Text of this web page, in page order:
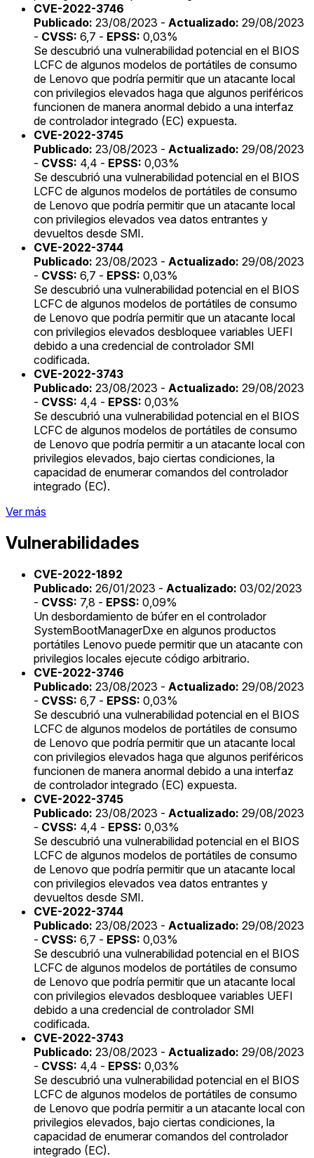
CVE-2022-3746
Publicado: 23/08/2023 - Actualizado: 29/08/2023
- CVSS: 6,7 - EPSS: 0,03%
Se descubrió una vulnerabilidad potencial en el BIOS
LCFC de algunos modelos de portátiles de consumo
de Lenovo que podría permitir que un atacante local
con privilegios elevados haga que algunos periféricos
funcionen de manera anormal debido a una interfaz
de controlador integrado (EC) expuesta.
CVE-2022-3745
Publicado: 23/08/2023 - Actualizado: 29/08/2023
- CVSS: 4,4 - EPSS: 0,03%
Se descubrió una vulnerabilidad potencial en el BIOS
LCFC de algunos modelos de portátiles de consumo
de Lenovo que podría permitir que un atacante local
con privilegios elevados vea datos entrantes y
devueltos desde SMI.
CVE-2022-3744
Publicado: 23/08/2023 - Actualizado: 29/08/2023
- CVSS: 6,7 - EPSS: 0,03%
Se descubrió una vulnerabilidad potencial en el BIOS
LCFC de algunos modelos de portátiles de consumo
de Lenovo que podría permitir que un atacante local
con privilegios elevados desbloquee variables UEFI
debido a una credencial de controlador SMI
codificada.
CVE-2022-3743
Publicado: 23/08/2023 - Actualizado: 29/08/2023
- CVSS: 4,4 - EPSS: 0,03%
Se descubrió una vulnerabilidad potencial en el BIOS
LCFC de algunos modelos de portátiles de consumo
de Lenovo que podría permitir a un atacante local con
privilegios elevados, bajo ciertas condiciones, la
capacidad de enumerar comandos del controlador
integrado (EC).
Ver más
Vulnerabilidades
CVE-2022-1892
Publicado: 26/01/2023 - Actualizado: 03/02/2023
- CVSS: 7,8 - EPSS: 0,09%
Un desbordamiento de búfer en el controlador
SystemBootManagerDxe en algunos productos
portátiles Lenovo puede permitir que un atacante con
privilegios locales ejecute código arbitrario.
CVE-2022-3746
Publicado: 23/08/2023 - Actualizado: 29/08/2023
- CVSS: 6,7 - EPSS: 0,03%
Se descubrió una vulnerabilidad potencial en el BIOS
LCFC de algunos modelos de portátiles de consumo
de Lenovo que podría permitir que un atacante local
con privilegios elevados haga que algunos periféricos
funcionen de manera anormal debido a una interfaz
de controlador integrado (EC) expuesta.
CVE-2022-3745
Publicado: 23/08/2023 - Actualizado: 29/08/2023
- CVSS: 4,4 - EPSS: 0,03%
Se descubrió una vulnerabilidad potencial en el BIOS
LCFC de algunos modelos de portátiles de consumo
de Lenovo que podría permitir que un atacante local
con privilegios elevados vea datos entrantes y
devueltos desde SMI.
CVE-2022-3744
Publicado: 23/08/2023 - Actualizado: 29/08/2023
- CVSS: 6,7 - EPSS: 0,03%
Se descubrió una vulnerabilidad potencial en el BIOS
LCFC de algunos modelos de portátiles de consumo
de Lenovo que podría permitir que un atacante local
con privilegios elevados desbloquee variables UEFI
debido a una credencial de controlador SMI
codificada.
CVE-2022-3743
Publicado: 23/08/2023 - Actualizado: 29/08/2023
- CVSS: 4,4 - EPSS: 0,03%
Se descubrió una vulnerabilidad potencial en el BIOS
LCFC de algunos modelos de portátiles de consumo
de Lenovo que podría permitir a un atacante local con
privilegios elevados, bajo ciertas condiciones, la
capacidad de enumerar comandos del controlador
integrado (EC).